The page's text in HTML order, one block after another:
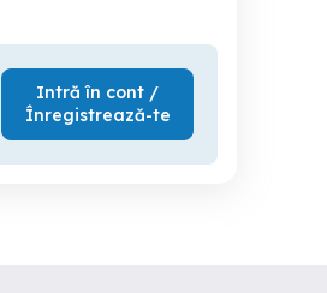
Intră în cont /
Înregistrează-te